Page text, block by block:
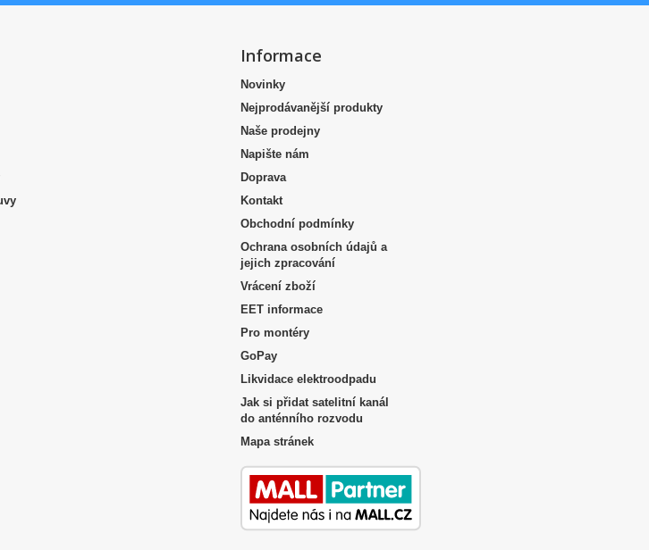
Informace
Novinky
Nejprodávanější produkty
Naše prodejny
Napište nám
Doprava
Kontakt
Obchodní podmínky
Ochrana osobních údajů a
jejich zpracování
Vrácení zboží
EET informace
Pro montéry
GoPay
Likvidace elektroodpadu
Jak si přidat satelitní kanál
do anténního rozvodu
Mapa stránek